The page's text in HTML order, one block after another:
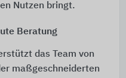
Nutzen bringt.
Beratung
das Team von
maßgeschneiderten